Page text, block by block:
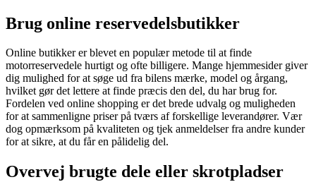
Brug online reservedelsbutikker
Online butikker er blevet en populær metode til at finde
motorreservedele hurtigt og ofte billigere. Mange hjemmesider giver
dig mulighed for at søge ud fra bilens mærke, model og årgang,
hvilket gør det lettere at finde præcis den del, du har brug for.
Fordelen ved online shopping er det brede udvalg og muligheden
for at sammenligne priser på tværs af forskellige leverandører. Vær
dog opmærksom på kvaliteten og tjek anmeldelser fra andre kunder
for at sikre, at du får en pålidelig del.
Overvej brugte dele eller skrotpladser